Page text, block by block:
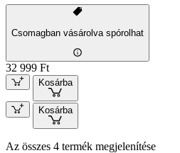
Csomagban vásárolva spórolhat
32 999 Ft
Kosárba
Kosárba
Az összes 4 termék megjelenítése